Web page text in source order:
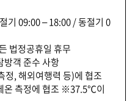
기 09:00 – 18:00 / 동절기 0
법정공휴일 휴무
객 준수 사항
정, 해외여행력 등)에 협조
온 측정에 협조 ※37.5℃이